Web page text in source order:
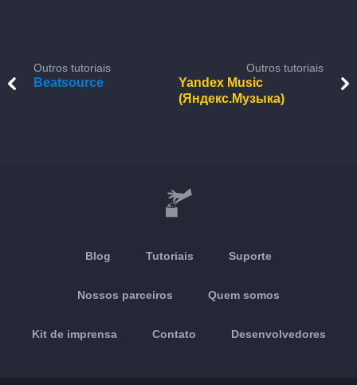
Outros tutoriais
Beatsource
Outros tutoriais
Yandex Music
(Яндекс.Музыка)
Blog Tutoriais Suporte
Nossos parceiros Quem somos
Kit de imprensa Contato Desenvolvedores